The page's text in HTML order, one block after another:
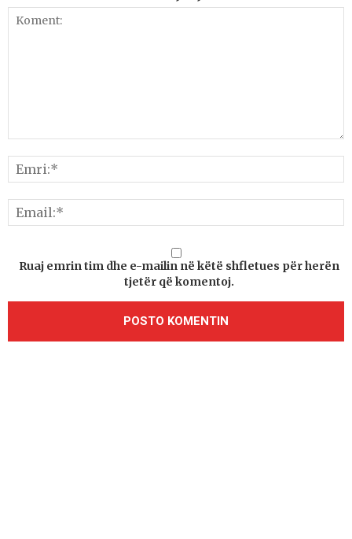
Ruaj emrin tim dhe e-mailin në këtë shfletues për herën
tjetër që komentoj.